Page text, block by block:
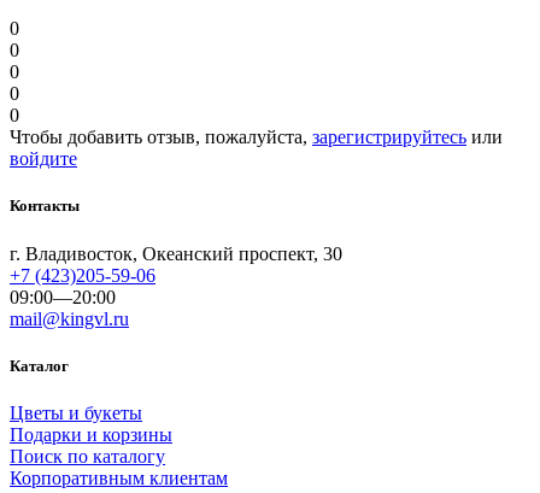
0
0
0
0
0
Чтобы добавить отзыв, пожалуйста, зарегистрируйтесь или
войдите
Контакты
г. Владивосток, Океанский проспект, 30
+7 (423)205-59-06
09:00—20:00
mail@kingvl.ru
Каталог
Цветы и букеты
Подарки и корзины
Поиск по каталогу
Корпоративным клиентам